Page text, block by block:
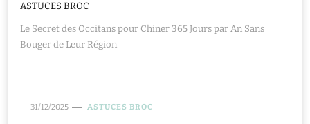
ASTUCES BROC
Le Secret des Occitans pour Chiner 365 Jours par An Sans
Bouger de Leur Région
31/12/2025 ASTUCES BROC